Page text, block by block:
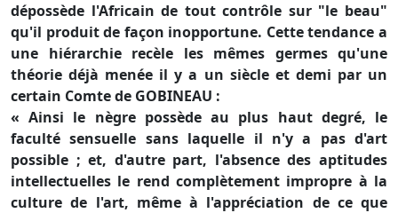
dépossède l'Africain de tout contrôle sur "le beau"
qu'il produit de façon inopportune. Cette tendance a
une hiérarchie recèle les mêmes germes qu'une
théorie déjà menée il y a un siècle et demi par un
certain Comte de GOBINEAU :
« Ainsi le nègre possède au plus haut degré, le
faculté sensuelle sans laquelle il n'y a pas d'art
possible ; et, d'autre part, l'absence des aptitudes
intellectuelles le rend complètement impropre à la
culture de l'art, même à l'appréciation de ce que